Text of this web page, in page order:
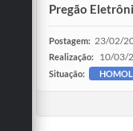
Pregão
Postagem: 23/02/
Realização: 10/03/
Situação: